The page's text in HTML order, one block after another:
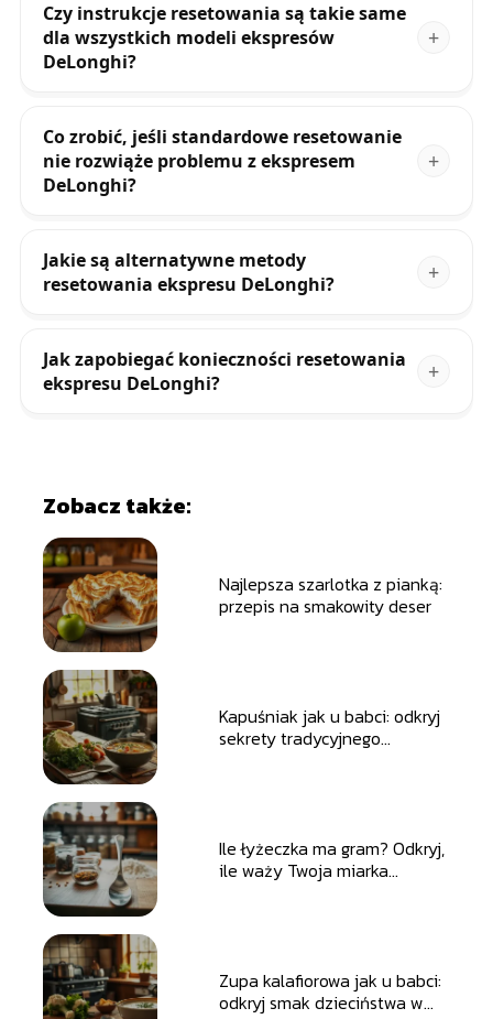
Czy instrukcje resetowania są takie same
dla wszystkich modeli ekspresów
DeLonghi?
Co zrobić, jeśli standardowe resetowanie
nie rozwiąże problemu z ekspresem
DeLonghi?
Jakie są alternatywne metody
resetowania ekspresu DeLonghi?
Jak zapobiegać konieczności resetowania
ekspresu DeLonghi?
Zobacz także:
Najlepsza szarlotka z pianką:
przepis na smakowity deser
Kapuśniak jak u babci: odkryj
sekrety tradycyjnego
Ile łyżeczka ma gram? Odkryj,
ile waży Twoja miarka
Zupa kalafiorowa jak u babci:
odkryj smak dzieciństwa w